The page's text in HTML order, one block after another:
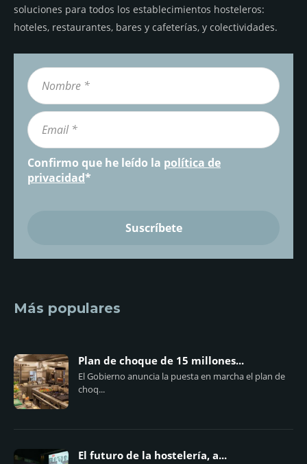
soluciones para todos los establecimientos hosteleros:
hoteles, restaurantes, bares y cafeterías, y colectividades.
Confirmo que he leído la política de
privacidad*
Más populares
Plan de choque de 15 millones...
El Gobierno anuncia la puesta en marcha el plan de
choq...
El futuro de la hostelería, a...